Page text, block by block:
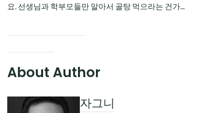
요. 선생님과 학부모들만 알아서 골탕 먹으라는 건가...
About Author
자그니